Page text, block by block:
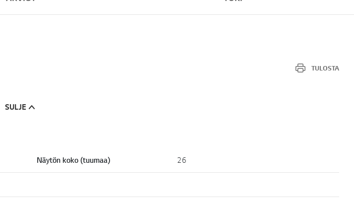
TULOSTA
SULJE
Näytön koko (tuumaa) 26